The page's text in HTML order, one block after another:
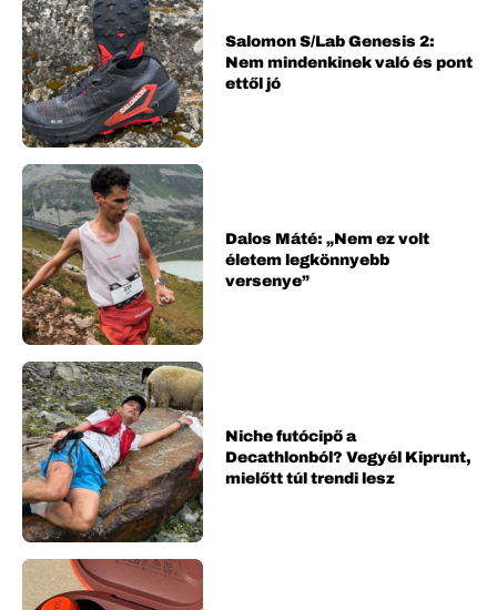
Salomon S/Lab Genesis 2:
Nem mindenkinek való és pont
ettől jó
Dalos Máté: „Nem ez volt
életem legkönnyebb
versenye”
Niche futócipő a
Decathlonból? Vegyél Kiprunt,
mielőtt túl trendi lesz